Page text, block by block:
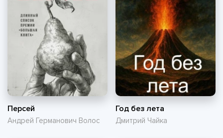
Персей
Андрей Германович Волос
Год без лета
Дмитрий Чайка